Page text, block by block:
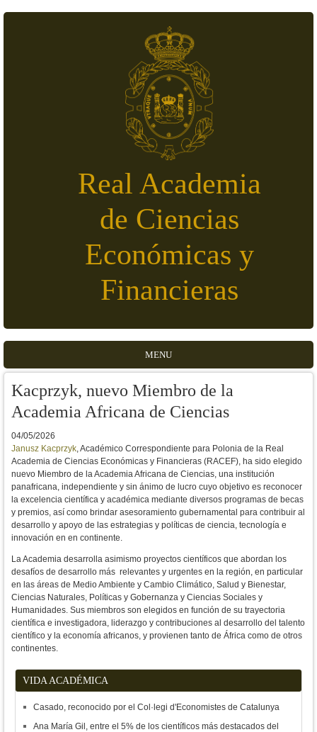
Real Academia
de Ciencias
Económicas y
Financieras
MENU
Kacprzyk, nuevo Miembro de la
Academia Africana de Ciencias
04/05/2026
Janusz Kacprzyk, Académico Correspondiente para Polonia de la Real
Academia de Ciencias Económicas y Financieras (RACEF), ha sido elegido
nuevo Miembro de la Academia Africana de Ciencias, una institución
panafricana, independiente y sin ánimo de lucro cuyo objetivo es reconocer
la excelencia científica y académica mediante diversos programas de becas
y premios, así como brindar asesoramiento gubernamental para contribuir al
desarrollo y apoyo de las estrategias y políticas de ciencia, tecnología e
innovación en en continente.
La Academia desarrolla asimismo proyectos científicos que abordan los
desafíos de desarrollo más relevantes y urgentes en la región, en particular
en las áreas de Medio Ambiente y Cambio Climático, Salud y Bienestar,
Ciencias Naturales, Políticas y Gobernanza y Ciencias Sociales y
Humanidades. Sus miembros son elegidos en función de su trayectoria
científica e investigadora, liderazgo y contribuciones al desarrollo del talento
científico y la economía africanos, y provienen tanto de África como de otros
continentes.
VIDA ACADÉMICA
Casado, reconocido por el Col·legi d'Economistes de Catalunya
Ana María Gil, entre el 5% de los científicos más destacados del